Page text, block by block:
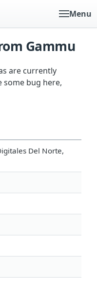
Menu
Gammu
are currently
some bug here,
Del Norte,